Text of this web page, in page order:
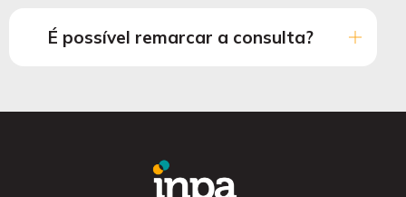
É possível remarcar a consulta?